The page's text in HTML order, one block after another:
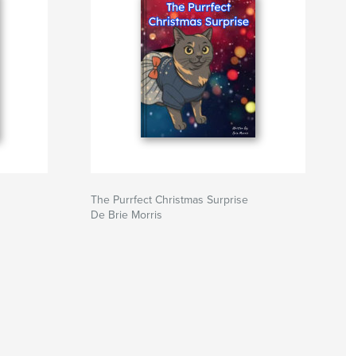
The Purrfect Christmas Surprise
De Brie Morris